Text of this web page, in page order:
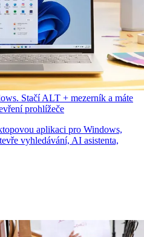
Stačí ALT + mezerník a máte
prohlížeče
aplikaci pro Windows,
vyhledávání, AI asistenta,